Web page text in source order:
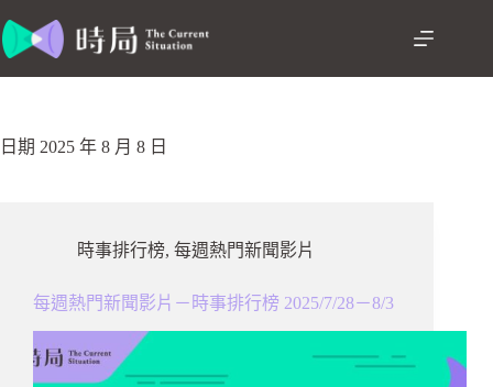
至
容日期 2025 年 8 月 8 日
時事排行榜, 每週熱門新聞影片
每週熱門新聞影片－時事排行榜 2025/7/28－8/3